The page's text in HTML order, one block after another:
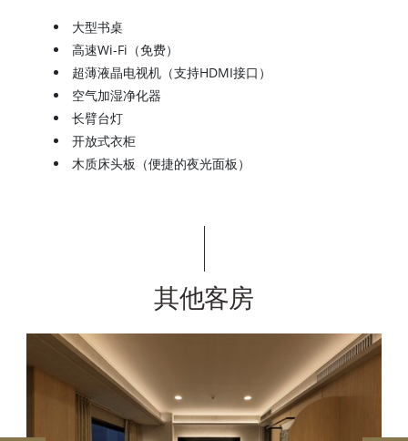
大型书桌
高速Wi-Fi（免费）
超薄液晶电视机（支持HDMI接口）
空气加湿净化器
长臂台灯
开放式衣柜
木质床头板（便捷的夜光面板）
其他客房